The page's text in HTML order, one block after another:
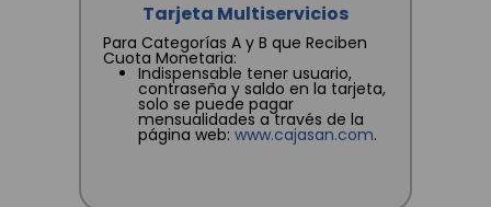
Tarjeta Multiservicios
Para Categorías A y B que Reciben
Cuota Monetaria:
Indispensable tener usuario,
contraseña y saldo en la tarjeta,
solo se puede pagar
mensualidades a través de la
página web: www.cajasan.com.